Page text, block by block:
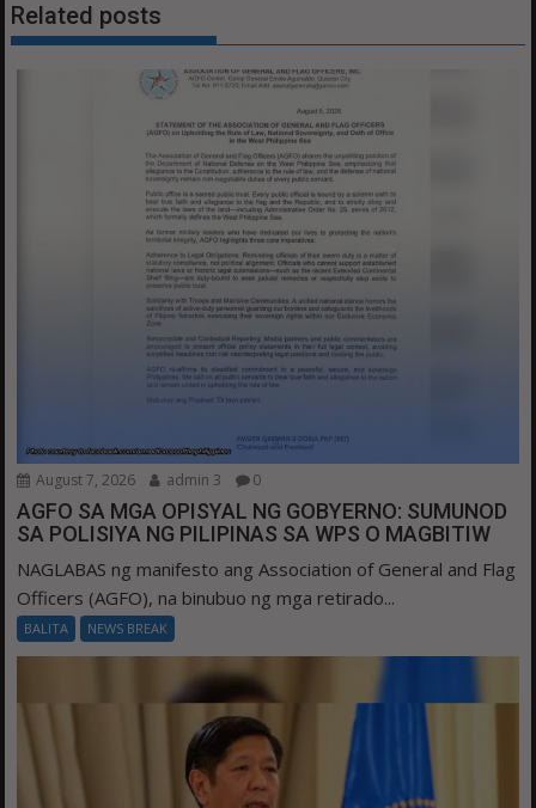
Related posts
August 7, 2026 admin 3 0
AGFO SA MGA OPISYAL NG GOBYERNO: SUMUNOD
SA POLISIYA NG PILIPINAS SA WPS O MAGBITIW
NAGLABAS ng manifesto ang Association of General and Flag
Officers (AGFO), na binubuo ng mga retirado...
BALITA NEWS BREAK